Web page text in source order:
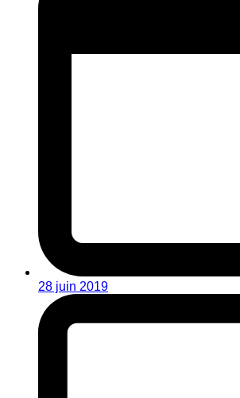
28 juin 2019